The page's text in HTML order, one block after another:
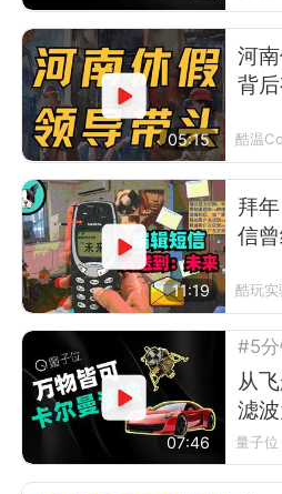
05:15
河
背
酷温
11:19
拜
信
酷玩
07:46
#5
从
滤
量子位